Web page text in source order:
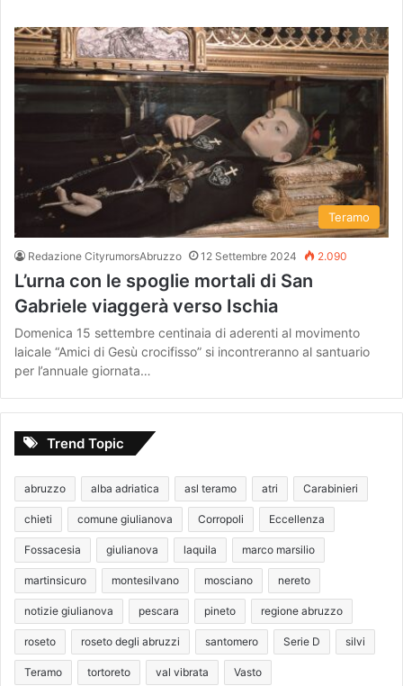
Teramo
Redazione CityrumorsAbruzzo 12 Settembre 2024 2.090
L’urna con le spoglie mortali di San
Gabriele viaggerà verso Ischia
Domenica 15 settembre centinaia di aderenti al movimento
laicale “Amici di Gesù crocifisso” si incontreranno al santuario
per l’annuale giornata…
Trend Topic
abruzzo alba adriatica asl teramo atri Carabinieri
chieti comune giulianova Corropoli Eccellenza
Fossacesia giulianova laquila marco marsilio
martinsicuro montesilvano mosciano nereto
notizie giulianova pescara pineto regione abruzzo
roseto roseto degli abruzzi santomero Serie D silvi
Teramo tortoreto val vibrata Vasto